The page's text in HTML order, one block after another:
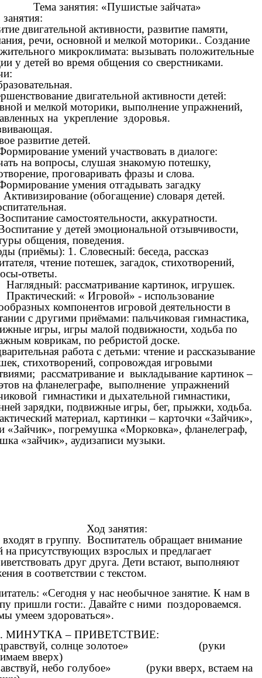
Тема занятия: «Пушистые зайчата»
двигательной активности, развитие памяти,
речи, основной и мелкой моторики.. Создание
микроклимата: вызывать положительные
у детей во время общения со сверстниками.
двигательной активности детей:
и мелкой моторики, выполнение упражнений,
на укрепление здоровья.
развитие детей.
умений участвовать в диалоге:
на вопросы, слушая знакомую потешку,
проговаривать фразы и слова.
умения отгадывать загадку
(обогащение) словаря детей.
самостоятельности, аккуратности.
у детей эмоциональной отзывчивости,
общения, поведения.
(приёмы): 1. Словесный: беседа, рассказ
чтение потешек, загадок, стихотворений,
ответы.
рассматривание картинок, игрушек.
« Игровой» - использование
компонентов игровой деятельности в
с другими приёмами: пальчиковая гимнастика,
игры, игры малой подвижности, ходьба по
коврикам, по ребристой доске.
работа с детьми: чтение и рассказывание
стихотворений, сопровождая игровыми
рассматривание и выкладывание картинок –
на фланелеграфе, выполнение упражнений
гимнастики и дыхательной гимнастики,
зарядки, подвижные игры, бег, прыжки, ходьба.
материал, картинки – карточки «Зайчик»,
«Зайчик», погремушка «Морковка», фланелеграф,
«зайчик», аудизаписи музыки.
Ход занятия:
в группу. Воспитатель обращает внимание
на присутствующих взрослых и предлагает
друг друга. Дети встают, выполняют
в соответствии с текстом.
«Сегодня у нас необычное занятие. К нам в
пришли гости:. Давайте с ними поздороваемся.
умеем здороваться».
МИНУТКА – ПРИВЕТСТВИЕ:
солнце золотое» (руки
вверх)
небо голубое» (руки вверх, встаем на